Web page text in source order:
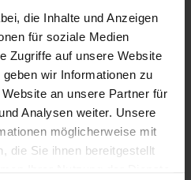
die Inhalte und Anzeigen
für soziale Medien
Zugriffe auf unsere Website
wir Informationen zu
an unsere Partner für
Analysen weiter. Unsere
möglicherweise mit
die Sie ihnen bereitgestellt
D3=M08X1,25
GRÖSSE=32/40
D2=17 H1=9 T=9 T1=4,5
DETAILS